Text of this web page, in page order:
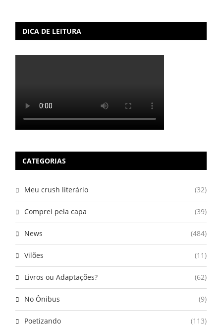
DICA DE LEITURA
CATEGORIAS
Meu crush literário (32)
Comprei pela capa (39)
News (484)
Vilões (11)
Livros ou Adaptações? (62)
No Ônibus (9)
Poetizando (113)